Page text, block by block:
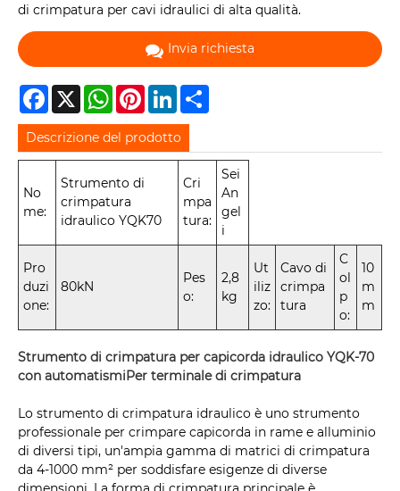
di crimpatura per cavi idraulici di alta qualità.
Invia richiesta
Facebook
X WhatsAppPinterestLinkedIn
Descrizione del prodotto
No
me:
Strumento di
crimpatura
idraulico YQK70
Cri
mpa
tura:
Sei
An
gel
i
Pro
duzi
one:
80kN
Pes
o:
2,8
kg
Ut
iliz
zo:
Cavo di
crimpa
tura
C
ol
p
o:
10
m
m
Strumento di crimpatura per capicorda idraulico YQK-70
con automatismiPer terminale di crimpatura
Lo strumento di crimpatura idraulico è uno strumento
professionale per crimpare capicorda in rame e alluminio
di diversi tipi, un'ampia gamma di matrici di crimpatura
da 4-1000 mm² per soddisfare esigenze di diverse